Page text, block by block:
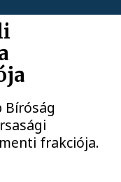
Bíróság
frakciója.